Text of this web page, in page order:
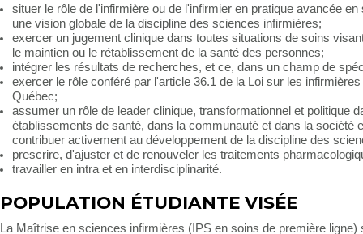
situer le rôle de l'infirmière ou de l'infirmier en pratique avancée
une vision globale de la discipline des sciences infirmières;
exercer un jugement clinique dans toutes situations de soins
le maintien ou le rétablissement de la santé des personnes;
intégrer les résultats de recherches, et ce, dans un champ de
exercer le rôle conféré par l'article 36.1 de la Loi sur les
Québec;
assumer un rôle de leader clinique, transformationnel et politique
établissements de santé, dans la communauté et dans la société
contribuer activement au développement de la discipline des
prescrire, d'ajuster et de renouveler les traitements
travailler en intra et en interdisciplinarité.
POPULATION ÉTUDIANTE VISÉE
La Maîtrise en sciences infirmières (IPS en soins de première ligne)